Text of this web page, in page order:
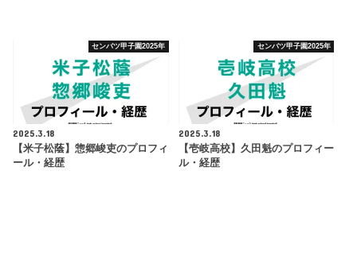
センバツ甲子園2025年
2025.3.18
【米子松蔭】惣郷峻吏のプロフィ
ール・経歴
センバツ甲子園2025年
2025.3.18
【壱岐高校】久田魁のプロフィー
ル・経歴